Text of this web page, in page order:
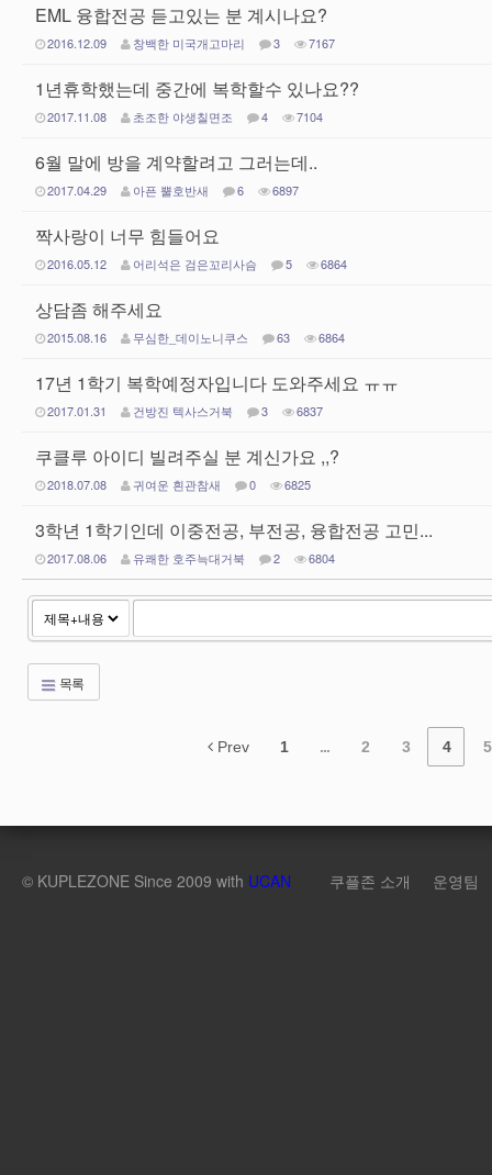
EML 융합전공 듣고있는 분 계시나요?
2016.12.09 창백한 미국개고마리 3 7167
1년휴학했는데 중간에 복학할수 있나요??
2017.11.08 초조한 야생칠면조 4 7104
6월 말에 방을 계약할려고 그러는데..
2017.04.29 아픈 뿔호반새 6 6897
짝사랑이 너무 힘들어요
2016.05.12 어리석은 검은꼬리사슴 5 6864
상담좀 해주세요
2015.08.16 무심한_데이노니쿠스 63 6864
17년 1학기 복학예정자입니다 도와주세요 ㅠㅠ
2017.01.31 건방진 텍사스거북 3 6837
쿠클루 아이디 빌려주실 분 계신가요 ,,?
2018.07.08 귀여운 흰관참새 0 6825
3학년 1학기인데 이중전공, 부전공, 융합전공 고민...
2017.08.06 유쾌한 호주늑대거북 2 6804
목록
Prev 1 ... 2 3 4 5
© KUPLEZONE Since 2009 with UCAN 쿠플존 소개 운영팀